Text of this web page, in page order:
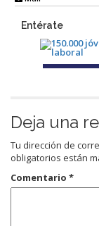
Entérate
Deja una
Tu dirección de
obligatorios están
Comentario *